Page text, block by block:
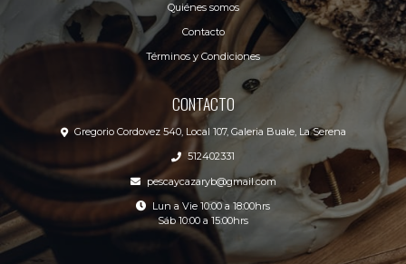
Quiénes somos
Contacto
Términos y Condiciones
CONTACTO
Gregorio Cordovez 540, Local 107, Galeria Buale, La Serena
512402331
pescaycazaryb@gmail.com
Lun a Vie 10:00 a 18:00hrs
Sáb 10:00 a 15:00hrs